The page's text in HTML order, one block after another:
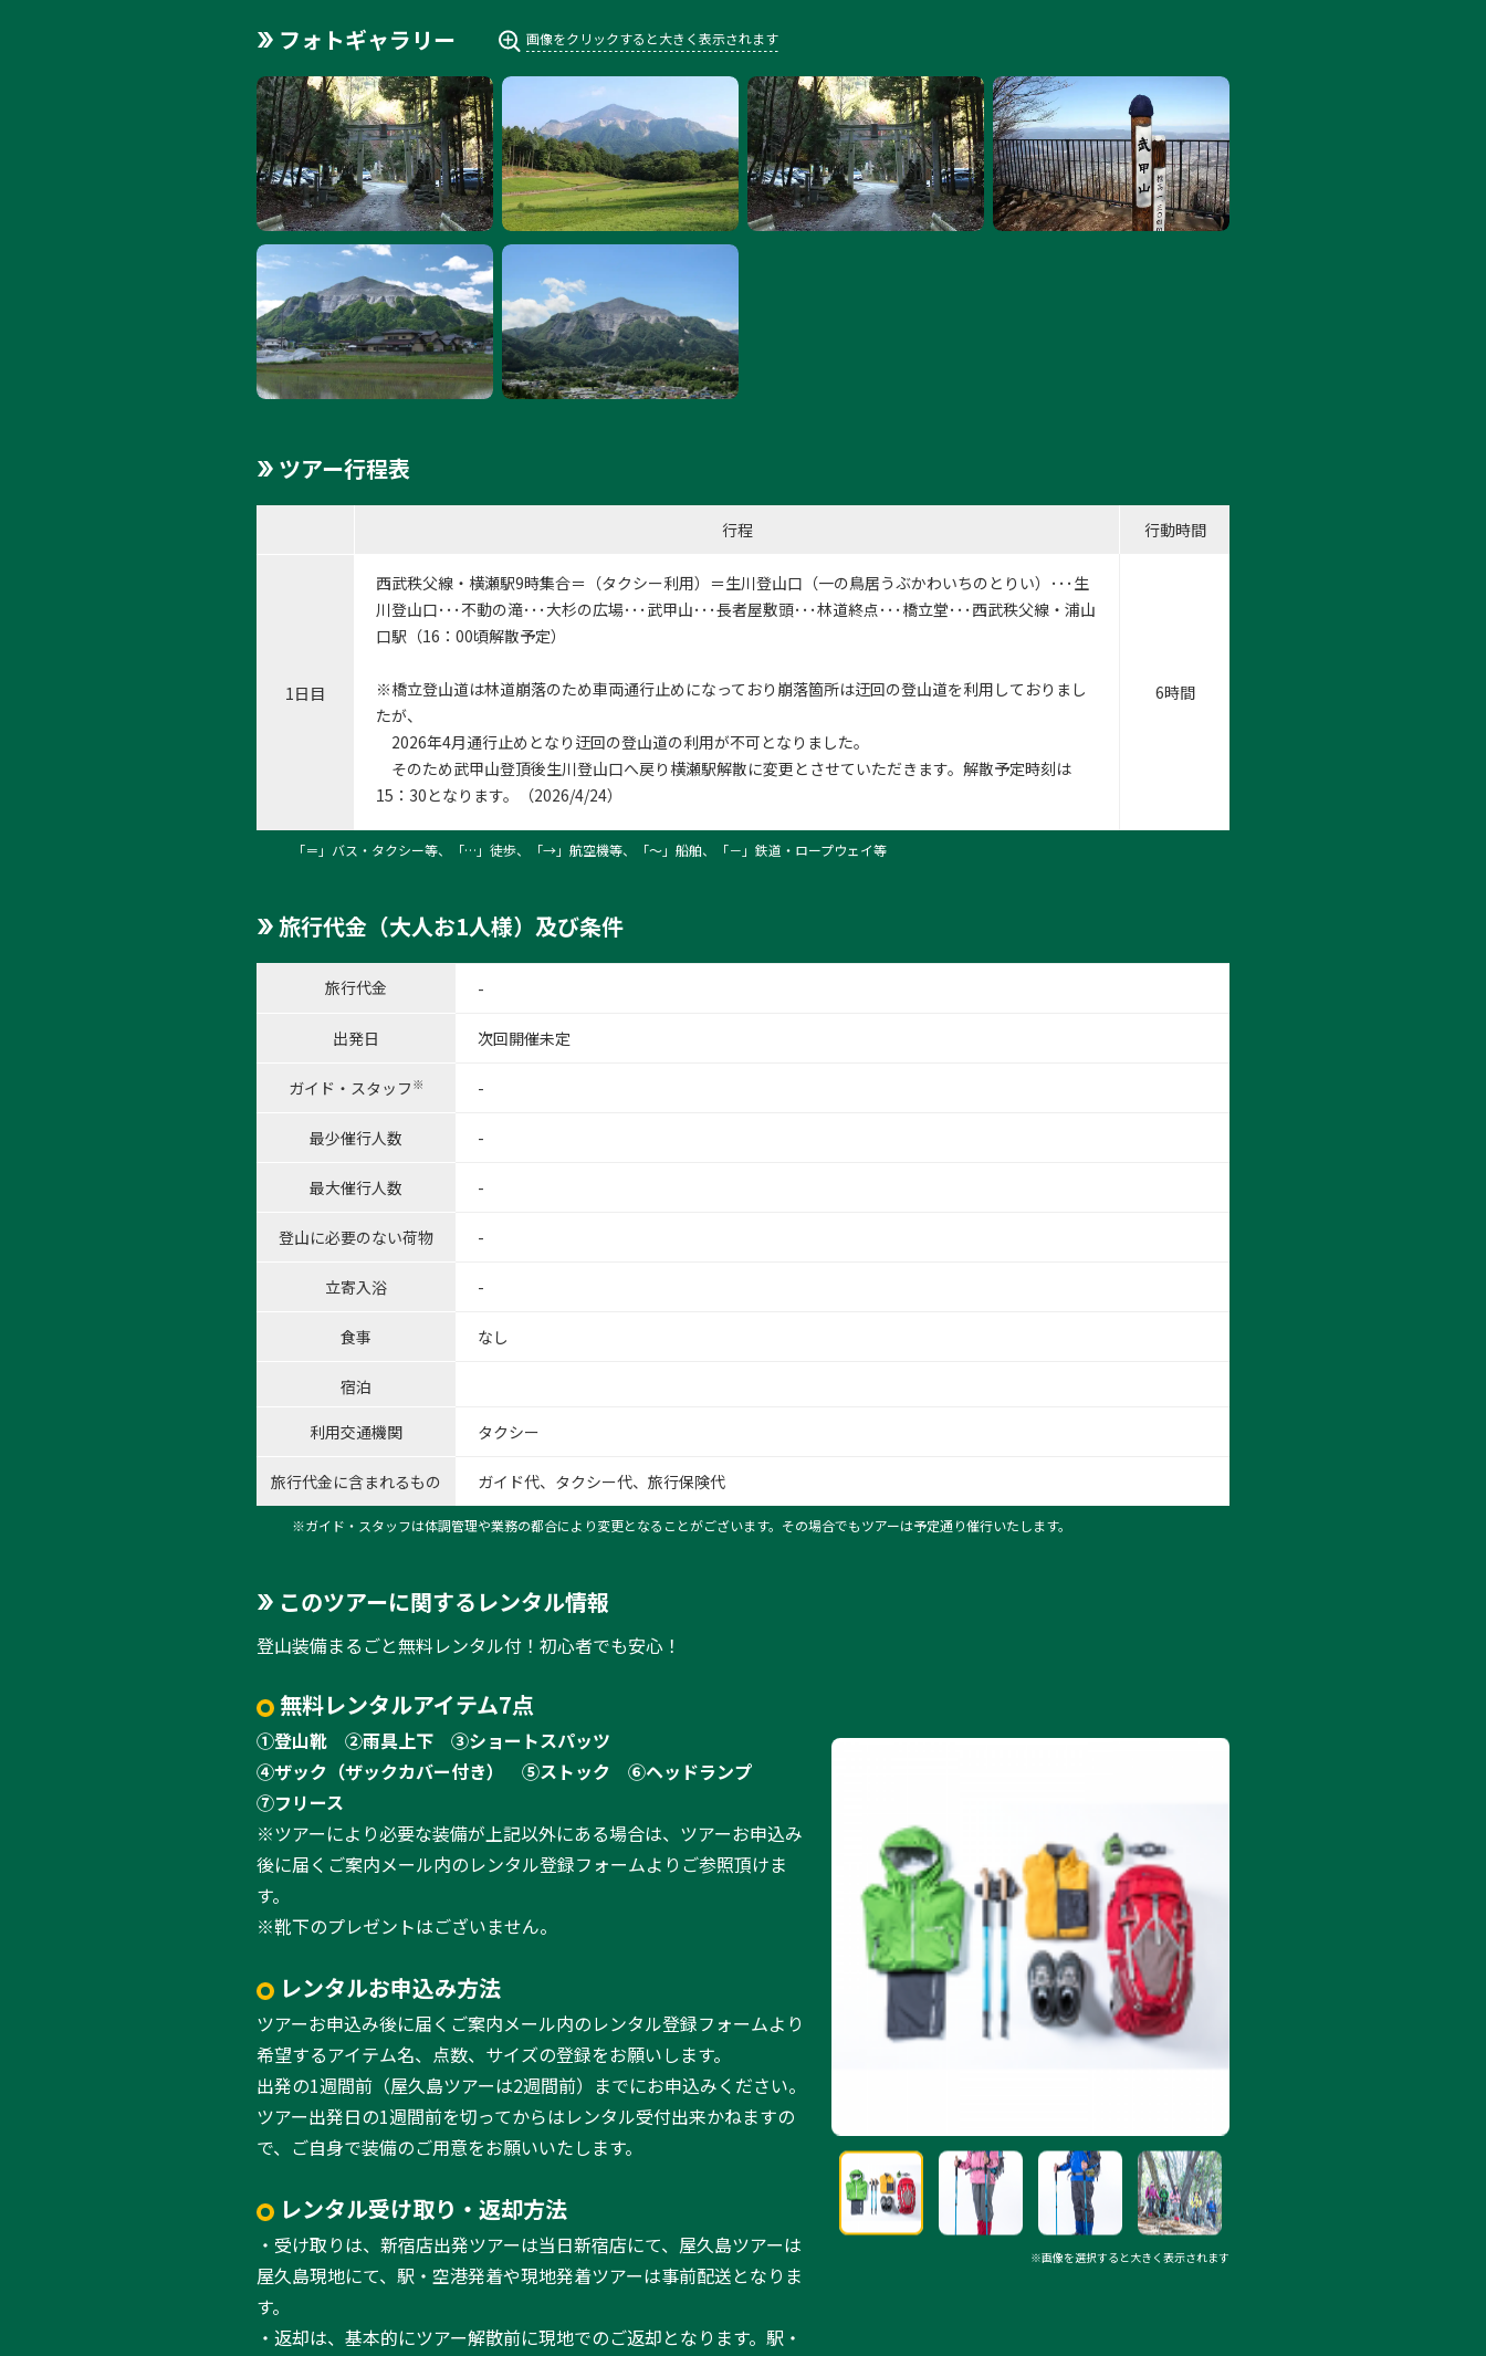
フォトギャラリー 画像をクリックすると大きく表示されます
ツアー行程表
行程 行動時間
1日目
西武秩父線・横瀬駅9時集合＝（タクシー利用）＝生川登山口（一の鳥居うぶかわいちのとりい）･･･生
川登山口･･･不動の滝･･･大杉の広場･･･武甲山･･･長者屋敷頭･･･林道終点･･･橋立堂･･･西武秩父線・浦山
口駅（16：00頃解散予定）
※橋立登山道は林道崩落のため車両通行止めになっており崩落箇所は迂回の登山道を利用しておりまし
たが、
2026年4月通行止めとなり迂回の登山道の利用が不可となりました。
そのため武甲山登頂後生川登山口へ戻り横瀬駅解散に変更とさせていただきます。解散予定時刻は
15：30となります。（2026/4/24）
6時間
「＝」バス・タクシー等、「…」徒歩、「→」航空機等、「〜」船舶、「－」鉄道・ロープウェイ等
旅行代金（大人お1人様）及び条件
旅行代金 -
出発日 次回開催未定
ガイド・スタッフ ※ -
最少催行人数 -
最大催行人数 -
登山に必要のない荷物 -
立寄入浴 -
食事 なし
宿泊
利用交通機関 タクシー
旅行代金に含まれるもの ガイド代、タクシー代、旅行保険代
※ガイド・スタッフは体調管理や業務の都合により変更となることがございます。その場合でもツアーは予定通り催行いたします。
このツアーに関するレンタル情報
登山装備まるごと無料レンタル付！初心者でも安心！
無料レンタルアイテム7点
①登山靴 ②雨具上下
③ショートスパッツ
④ザック（ザックカバー付き）
⑤ストック
⑥ヘッドランプ
⑦フリース
※ツアーにより必要な装備が上記以外にある場合は、ツアーお申込み
後に届くご案内メール内のレンタル登録フォームよりご参照頂けま
す。
※靴下のプレゼントはございません。
レンタルお申込み方法
ツアーお申込み後に届くご案内メール内のレンタル登録フォームより
希望するアイテム名、点数、サイズの登録をお願いします。
出発の1週間前（屋久島ツアーは2週間前）までにお申込みください。
ツアー出発日の1週間前を切ってからはレンタル受付出来かねますの
で、ご自身で装備のご用意をお願いいたします。
レンタル受け取り・返却方法
・受け取りは、新宿店出発ツアーは当日新宿店にて、屋久島ツアーは
屋久島現地にて、駅・空港発着や現地発着ツアーは事前配送となりま
す。
・返却は、基本的にツアー解散前に現地でのご返却となります。駅・
※画像を選択すると大きく表示されます
6